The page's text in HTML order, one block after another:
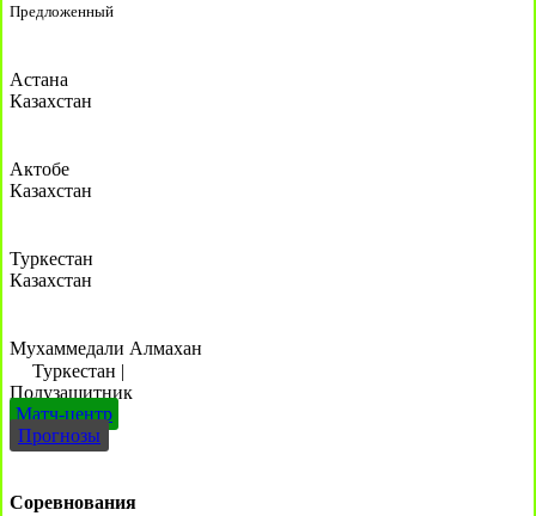
Предложенный
Астана
Казахстан
Актобе
Казахстан
Туркестан
Казахстан
Мухаммедали Алмахан
Туркестан |
Полузащитник
Матч-центр
Прогнозы
Соревнования